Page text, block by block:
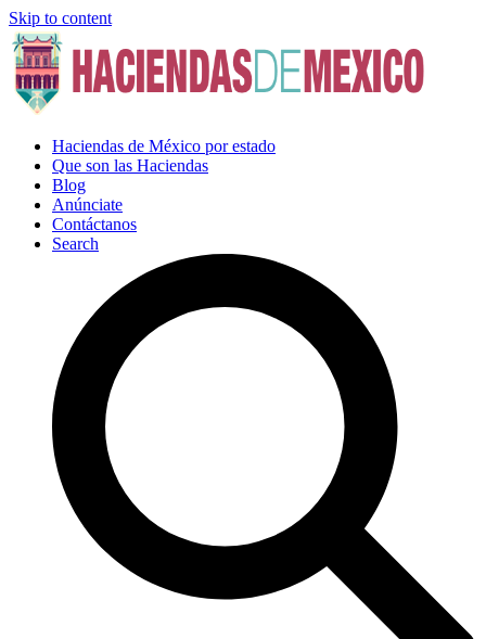
Skip to content
Haciendas de México por estado
Que son las Haciendas
Blog
Anúnciate
Contáctanos
Search